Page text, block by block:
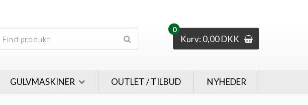
0
Kurv: 0,00 DKK
GULVMASKINER OUTLET / TILBUD NYHEDER